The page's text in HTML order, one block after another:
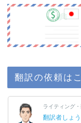
翻訳の依頼は